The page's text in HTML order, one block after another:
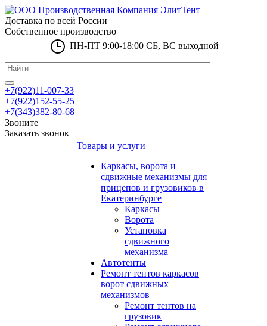
Доставка по всей России
Собственное производство
ПН-ПТ 9:00-18:00 СБ, ВС выходной
+7(922)11-007-33
+7(922)152-55-25
+7(343)382-80-68
Звоните
Заказать звонок
Товары и услуги
Каркасы, ворота и
сдвижные механизмы для
прицепов и грузовиков в
Екатеринбурге
Каркасы
Ворота
Установка
сдвижного
механизма
Автотенты
Ремонт тентов каркасов
ворот сдвижных
механизмов
Ремонт тентов на
грузовик